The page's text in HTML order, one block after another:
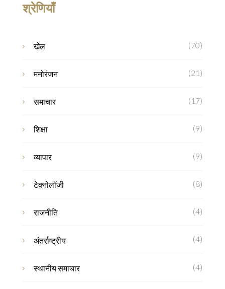
श्रेणियाँ
खेल (70)
मनोरंजन (21)
समाचार (17)
शिक्षा (9)
व्यापार (9)
टेक्नोलॉजी (8)
राजनीति (4)
अंतर्राष्ट्रीय (4)
स्थानीय समाचार (4)